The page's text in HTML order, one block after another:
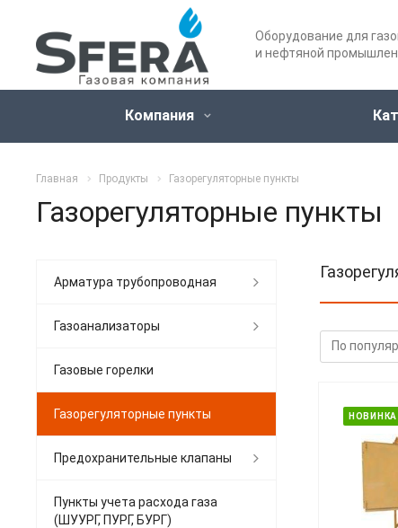
Оборудование для
и нефтяной
Компания
Главная Продукты Газорегуляторные пункты
Газорегуляторные пункты
НОВИНКА
Арматура трубопроводная
Газоанализаторы
Газовые горелки
Газорегуляторные пункты
Предохранительные клапаны
Пункты учета расхода газа
(ШУУРГ, ПУРГ, БУРГ)